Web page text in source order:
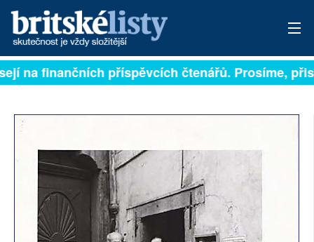
PŘIHLÁSIT
ROZHOVORY
TÉMATA
NEJČTENĚJŠÍ ZA 7 DNÍ
na finančních příspěvcích čtenářů. Prosíme,